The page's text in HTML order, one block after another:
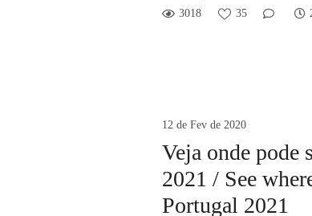
3018 35
12 de Fev de 2020
Veja onde pode
2021 / See
Portugal 2021